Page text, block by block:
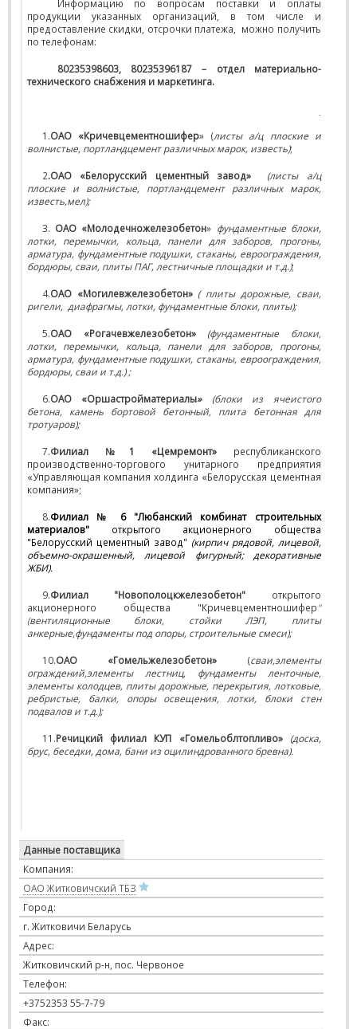
Информацию по вопросам поставки и оплаты
продукции указанных организаций, в том числе и
предоставление скидки, отсрочки платежа,
можно получить
по телефонам:
80235398603, 80235396187 – отдел материально-
технического снабжения и маркетинга.
1.ОАО «Кричевцементношифер» (листы а/ц плоские и
волнистые, портландцемент различных марок, известь);
2.ОАО «Белорусский цементный завод»
(листы а/ц
плоские и волнистые, портландцемент различных марок,
известь,мел);
3. ОАО «Молодечножелезобетон» фундаментные блоки,
лотки, перемычки, кольца, панели для заборов, прогоны,
арматура, фундаментные подушки, стаканы, евроограждения,
бордюры, сваи, плиты ПАГ, лестничные площадки и т.д.);
4.ОАО «Могилевжелезобетон» ( плиты дорожные, сваи,
ригели, диафрагмы, лотки, фундаментные блоки, плиты);
5.ОАО «Рогачевжелезобетон»
(фундаментные блоки,
лотки, перемычки, кольца, панели для заборов, прогоны,
арматура, фундаментные подушки, стаканы, евроограждения,
бордюры, сваи и т.д.) ;
6.ОАО «Оршастройматериалы»(блоки из ячеистого
бетона, камень бортовой бетонный, плита бетонная для
тротуаров);
7.Филиал №1 «Цемремонт»республиканского
производственно-торгового унитарного предприятия
«Управляющая компания холдинга «Белорусская цементная
компания»;
8.Филиал № 6 "Любанский комбинат строительных
материалов" открытого акционерного общества
"Белорусский цементный завод" (кирпич рядовой, лицевой,
объемно-окрашенный, лицевой фигурный; декоративные
ЖБИ).
9.Филиал "Новополоцкжелезобетон" открытого
акционерного общества "Кричевцементношифер"
(вентиляционные блоки, стойки ЛЭП, плиты
анкерные,фундаменты под опоры, строительные смеси);
10.ОАО «Гомельжелезобетон»(сваи,элементы
ограждений,элементы лестниц, фундаменты ленточные,
элементы колодцев, плиты дорожные, перекрытия, лотковые,
ребристые, балки, опоры освещения, лотки, блоки стен
подвалов и т.д.);
11.Речицкий филиал КУП «Гомельоблтопливо»
(доска,
брус, беседки, дома, бани из оцилиндрованного бревна).
Данные поставщика
Компания:
ОАО Житковичский ТБЗ
Город:
г. Житковичи Беларусь
Адрес:
Житковичский р-н, пос. Червоное
Телефон:
+3752353 55-7-79
Факс: